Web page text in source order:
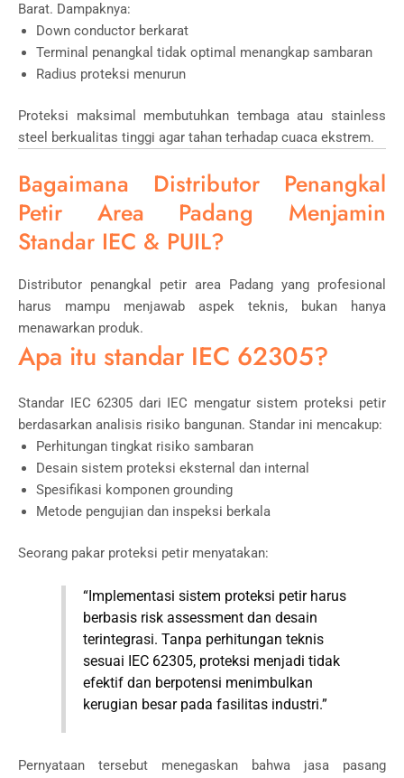
Barat. Dampaknya:
Down conductor berkarat
Terminal penangkal tidak optimal menangkap sambaran
Radius proteksi menurun
Proteksi maksimal membutuhkan tembaga atau stainless
steel berkualitas tinggi agar tahan terhadap cuaca ekstrem.
Bagaimana Distributor Penangkal
Petir Area Padang Menjamin
Standar IEC & PUIL?
Distributor penangkal petir area Padang yang profesional
harus mampu menjawab aspek teknis, bukan hanya
menawarkan produk.
Apa itu standar IEC 62305?
Standar IEC 62305 dari IEC mengatur sistem proteksi petir
berdasarkan analisis risiko bangunan. Standar ini mencakup:
Perhitungan tingkat risiko sambaran
Desain sistem proteksi eksternal dan internal
Spesifikasi komponen grounding
Metode pengujian dan inspeksi berkala
Seorang pakar proteksi petir menyatakan:
“Implementasi sistem proteksi petir harus
berbasis risk assessment dan desain
terintegrasi. Tanpa perhitungan teknis
sesuai IEC 62305, proteksi menjadi tidak
efektif dan berpotensi menimbulkan
kerugian besar pada fasilitas industri.”
Pernyataan tersebut menegaskan bahwa jasa pasang